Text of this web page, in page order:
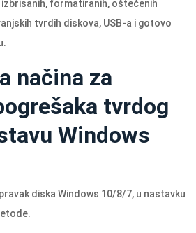
formatiranih, oštećenih
tvrdih diskova, USB-a i gotovo
načina za
tvrdog
Windows
diska Windows 10/8/7, u nastavku